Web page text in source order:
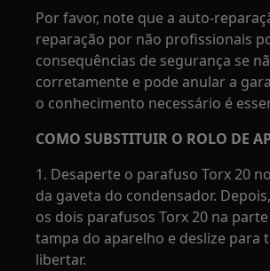
Por favor, note que a auto-
reparação por não profissionais
consequências de segurança se
corretamente e pode anular a
o conhecimento necessário é
COMO SUBSTITUIR O ROLO DE
1. Desaperte o parafuso Torx 20
da gaveta do condensador.
os dois parafusos Torx 20 na
tampa do aparelho e deslize para
libertar.